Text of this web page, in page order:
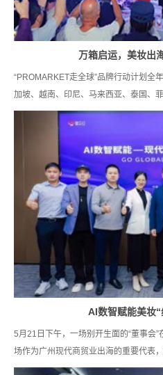
万箱启运，美妆出
“PROMARKET走全球”品牌行动计划全
加坡、越南、印尼、马来西亚、泰国、
AI数智赋能美妆
5月21日下午，一场别开生面的“董事会
场作为广州现代商贸业出海的重要代表